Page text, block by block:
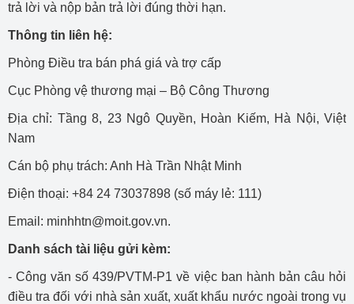
trả lời và nộp bản trả lời đúng thời hạn.
Thông tin liên hệ:
Phòng Điều tra bán phá giá và trợ cấp
Cục Phòng vệ thương mại – Bộ Công Thương
Địa chỉ: Tầng 8, 23 Ngô Quyền, Hoàn Kiếm, Hà Nội, Việt
Nam
Cán bộ phụ trách: Anh Hà Trần Nhật Minh
Điện thoại: +84 24 73037898 (số máy lẻ: 111)
Email: minhhtn@moit.gov.vn.
Danh sách tài liệu gửi kèm:
- Công văn số 439/PVTM-P1 về việc ban hành bản câu hỏi
điều tra đối với nhà sản xuất, xuất khẩu nước ngoài trong vụ